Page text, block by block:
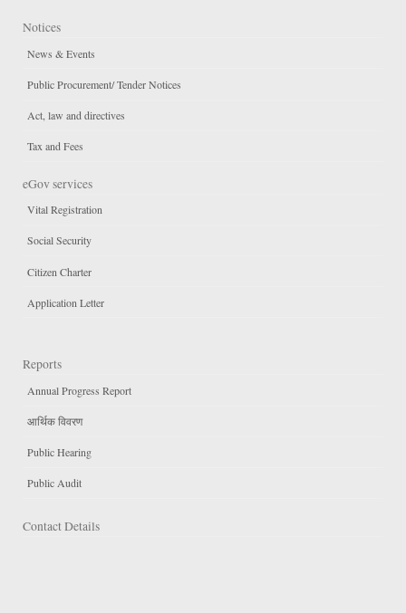
Notices
News & Events
Public Procurement/ Tender Notices
Act, law and directives
Tax and Fees
eGov services
Vital Registration
Social Security
Citizen Charter
Application Letter
Reports
Annual Progress Report
आर्थिक विवरण
Public Hearing
Public Audit
Contact Details